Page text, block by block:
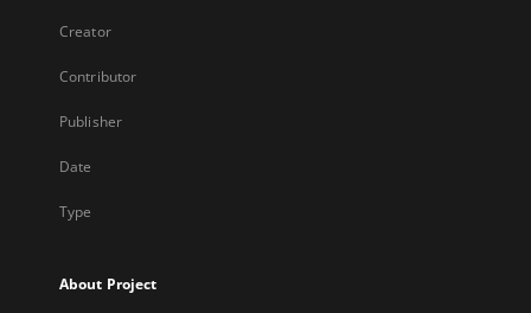
Creator
Contributor
Publisher
Date
Type
About Project